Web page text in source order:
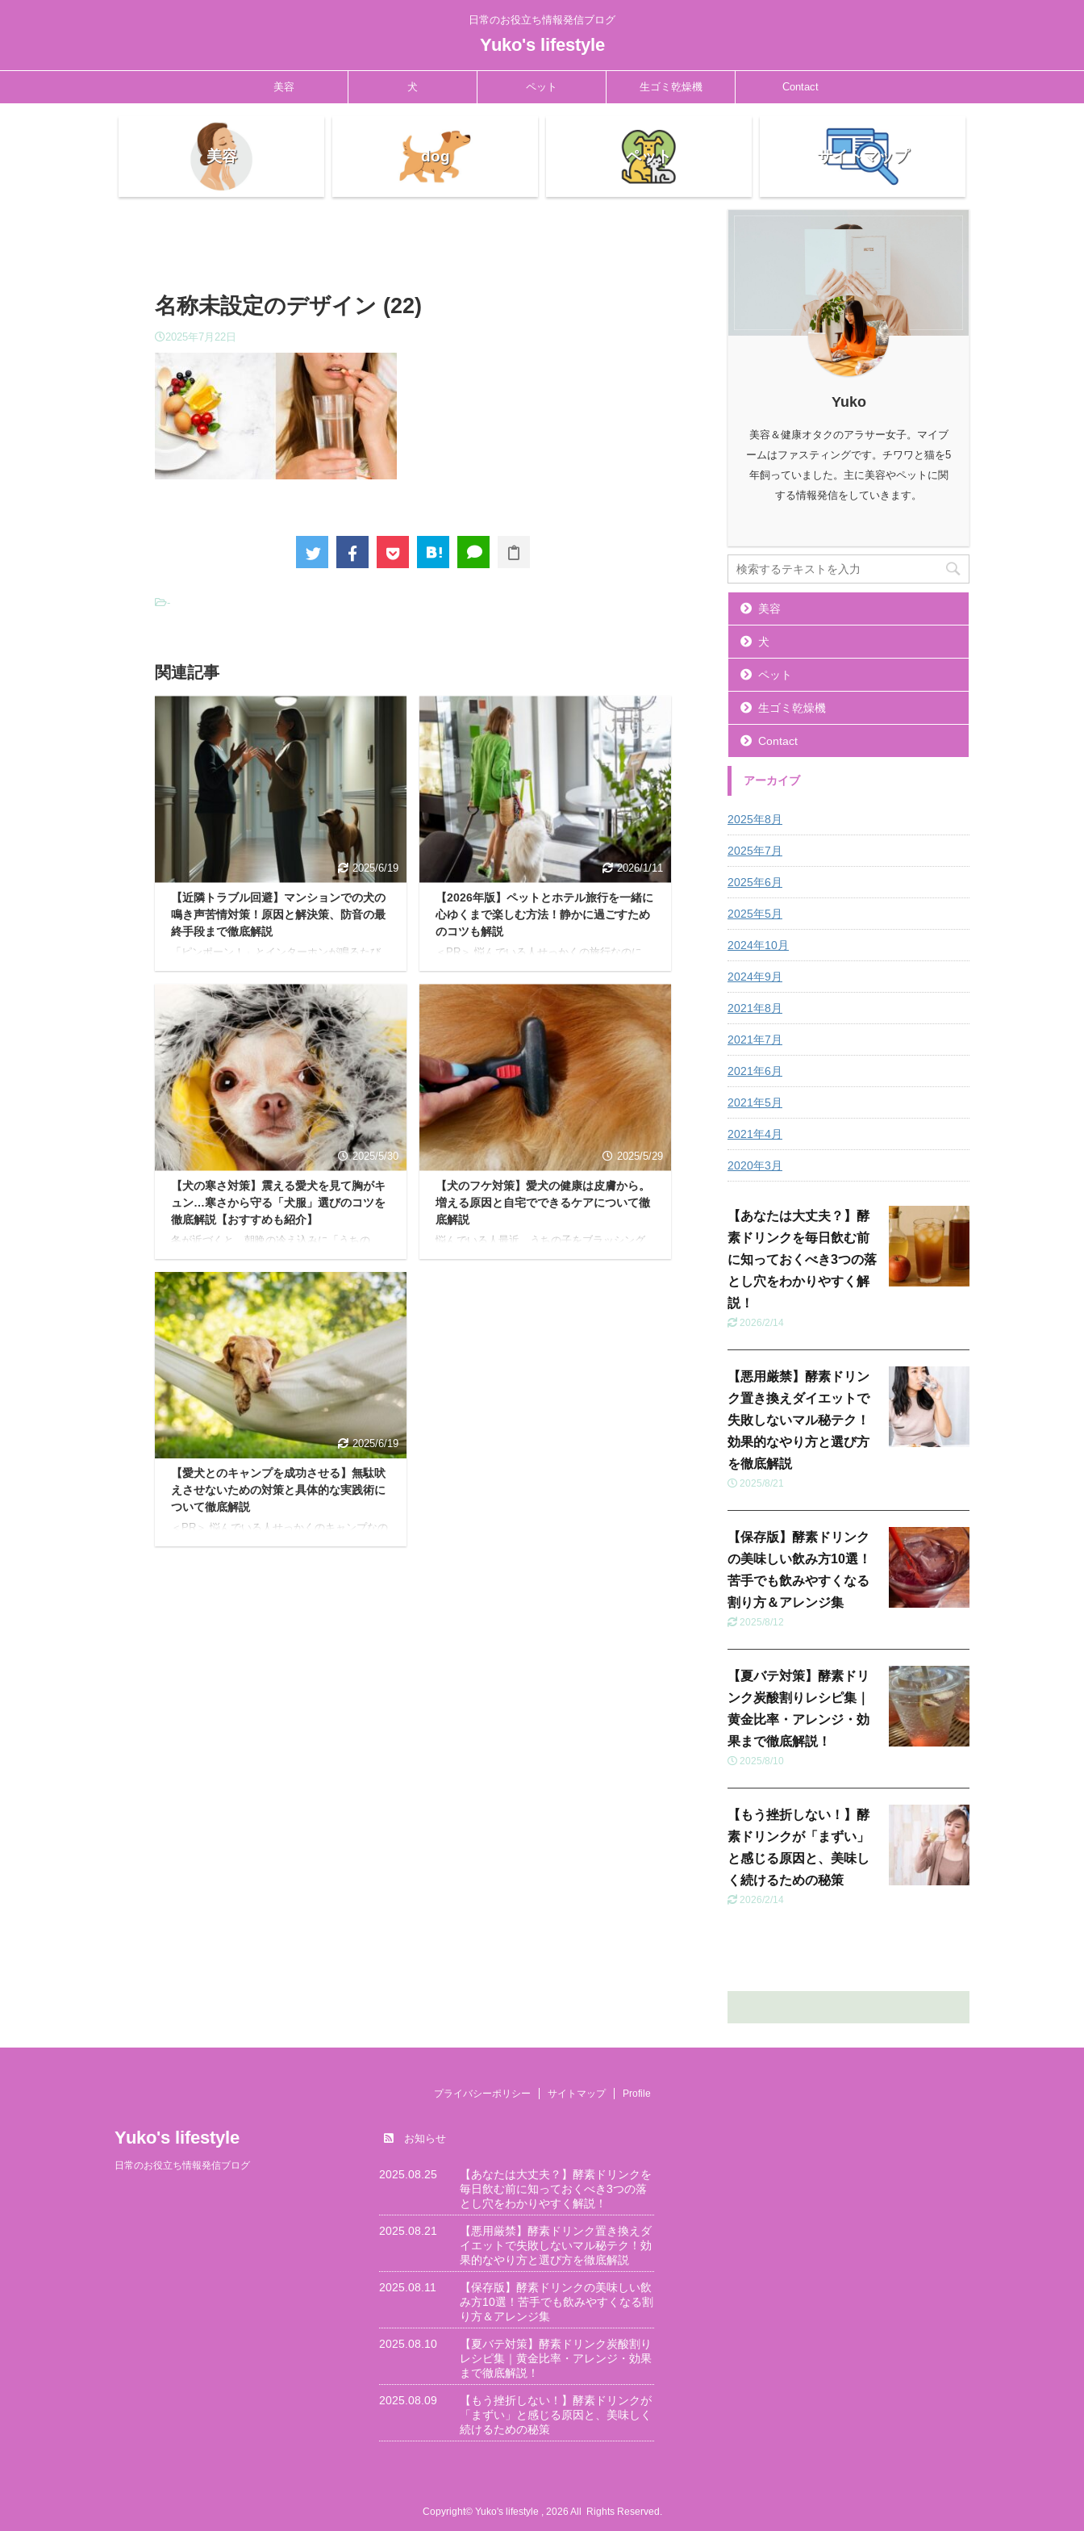
日常のお役立ち情報発信ブログ
Yuko's lifestyle
美容 犬 ペット 生ゴミ乾燥機 Contact
美容 dog ペット サイトマップ
名称未設定のデザイン (22)
2025年7月22日
-
関連記事
2025/6/19
【近隣トラブル回避】マンションでの犬の
鳴き声苦情対策！原因と解決策、防音の最
終手段まで徹底解説
「ピンポーン！」とインターホンが鳴るたび
吠えが始まり、ご近所から壁ドンや直接苦情
が来てしまった…。 マンションなどの集合住
宅で犬と暮らす飼い主さんにとって、愛犬の
鳴き声は最もデリケートな悩みのひとつです
よね。 木造や鉄骨造はもちろん、比較的防音
性が高いとされる鉄筋コンクリート（RC）造
のマンションでも、音は意外と響くもの。ち
ょっとした鳴き声が、ご近所トラブルに発展
してしまうケースも少なくありません。 「ど
うにかしなきゃ…でも、どうすればいいんだ
ろう？」 そんな不安 ...
2026/1/11
【2026年版】ペットとホテル旅行を一緒に
心ゆくまで楽しむ方法！静かに過ごすため
のコツも解説
＜PR＞ 悩んでいる人せっかくの旅行なのに、
ン！とされたらどうしよう…慣れない場所で
粗相をして、清掃代を請求されるなんてこと
になったら… 愛するワンちゃんと一緒に旅行
に行くのは、飼い主さんにとって最高の夢で
すよね。SNSでキラキラしたペット旅の写真
を見るたびに、「うちの子とも行ってみた
い！」と憧れる方も多いのではないでしょう
か。 でも、同時にそんな素敵な夢の裏側に
は、ちょっぴり不安が隠れていることも事実
です。 「もし、うちの子がホテルで吠え続け
たら…？」 「慣れない場 ...
2025/5/30
【犬の寒さ対策】震える愛犬を見て胸がキ
ュン…寒さから守る「犬服」選びのコツを
徹底解説【おすすめも紹介】
冬が近づくと、朝晩の冷え込みに「うちの
撫でてしまうこと、ありませんか？ 特に小型
犬や毛の短い子を見ると、寒さで震えている
姿に胸が締め付けられる思いがしますよね。
愛犬の健康と快適さを守るために「冬の防寒
対策は飼い主さんの大切な役目」です。 悩ん
でいる人でも、犬に服って本当に必要なの？
どんな服を選んだらいいのかイマイチわから
ない... と、疑問や不安を感じる方もいるかも
しれません。 本記事では、愛犬を寒さから守
るための犬服の必要性から、失敗しない選び
方、加えて優しく着 ...
2025/5/29
【犬のフケ対策】愛犬の健康は皮膚から。
増える原因と自宅でできるケアについて徹
底解説
悩んでいる人最近、うちの子をブラッシング
2025/6/19
【愛犬とのキャンプを成功させる】無駄吠
えさせないための対策と具体的な実践術に
ついて徹底解説
＜PR＞ 悩んでいる人せっかくのキャンプなの
Yuko
美容＆健康オタクのアラサー女子。マイブ
ームはファスティングです。チワワと猫を5
年飼っていました。主に美容やペットに関
する情報発信をしていきます。
美容
犬
ペット
生ゴミ乾燥機
Contact
アーカイブ
2025年8月
2025年7月
2025年6月
2025年5月
2024年10月
2024年9月
2021年8月
2021年7月
2021年6月
2021年5月
2021年4月
2020年3月
【あなたは大丈夫？】酵
素ドリンクを毎日飲む前
に知っておくべき3つの落
とし穴をわかりやすく解
説！
2026/2/14
【悪用厳禁】酵素ドリン
ク置き換えダイエットで
失敗しないマル秘テク！
効果的なやり方と選び方
を徹底解説
2025/8/21
【保存版】酵素ドリンク
の美味しい飲み方10選！
苦手でも飲みやすくなる
割り方＆アレンジ集
2025/8/12
【夏バテ対策】酵素ドリ
ンク炭酸割りレシピ集｜
黄金比率・アレンジ・効
果まで徹底解説！
2025/8/10
【もう挫折しない！】酵
素ドリンクが「まずい」
と感じる原因と、美味し
く続けるための秘策
2026/2/14
プライバシーポリシー サイトマップ Profile
お知らせ
2025.08.25
【あなたは大丈夫？】酵素ドリンクを
毎日飲む前に知っておくべき3つの落
とし穴をわかりやすく解説！
2025.08.21
【悪用厳禁】酵素ドリンク置き換えダ
イエットで失敗しないマル秘テク！効
果的なやり方と選び方を徹底解説
2025.08.11
【保存版】酵素ドリンクの美味しい飲
み方10選！苦手でも飲みやすくなる割
り方＆アレンジ集
2025.08.10
【夏バテ対策】酵素ドリンク炭酸割り
レシピ集｜黄金比率・アレンジ・効果
まで徹底解説！
2025.08.09
【もう挫折しない！】酵素ドリンクが
「まずい」と感じる原因と、美味しく
続けるための秘策
Yuko's lifestyle
日常のお役立ち情報発信ブログ
Copyright© Yuko's lifestyle , 2026 All Rights Reserved.